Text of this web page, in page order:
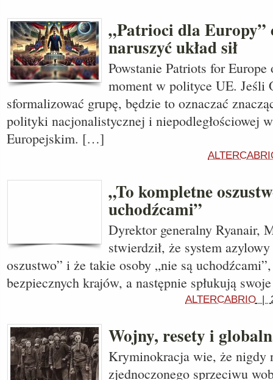
„Patrioci dla Europy”
naruszyć układ sił
Powstanie Patriots for Europe
moment w polityce UE. Jeśli
sformalizować grupę, będzie to oznaczać
polityki nacjonalistycznej i niepodległościowej
Europejskim. […]
„To kompletne
uchodźcami”
Dyrektor generalny Ryanair,
stwierdził, że system
oszustwo” i że takie osoby „nie są
bezpiecznych krajów, a następnie spłukują
ALTERCABRIO |
Wojny, resety i
Kryminokracja wie, że nigdy
zjednoczonego sprzeciwu